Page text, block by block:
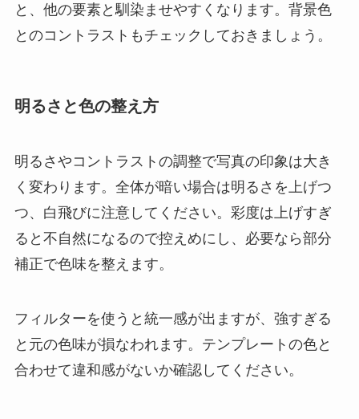
と、他の要素と馴染ませやすくなります。背景色
とのコントラストもチェックしておきましょう。
明るさと色の整え方
明るさやコントラストの調整で写真の印象は大き
く変わります。全体が暗い場合は明るさを上げつ
つ、白飛びに注意してください。彩度は上げすぎ
ると不自然になるので控えめにし、必要なら部分
補正で色味を整えます。
フィルターを使うと統一感が出ますが、強すぎる
と元の色味が損なわれます。テンプレートの色と
合わせて違和感がないか確認してください。